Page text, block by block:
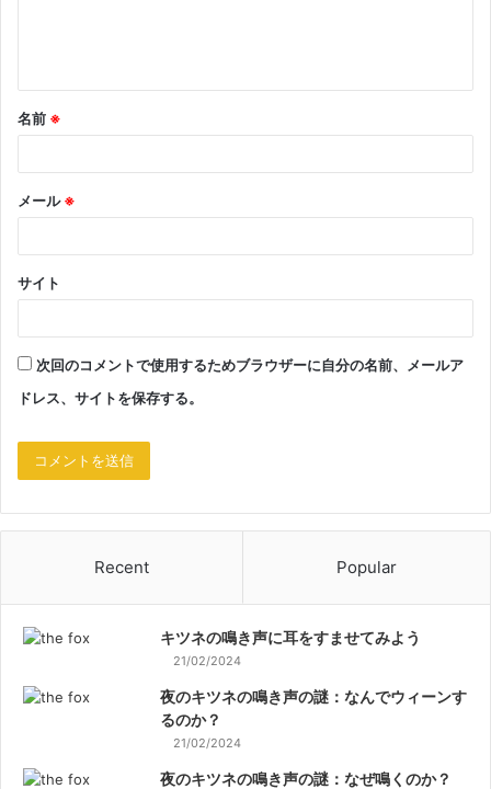
名前 ※
メール※
サイト
次回のコメントで使用するためブラウザーに自分の名前、メールア
ドレス、サイトを保存する。
Recent Popular
キツネの鳴き声に耳をすませてみよう
21/02/2024
夜のキツネの鳴き声の謎：なんでウィーンす
るのか？
21/02/2024
夜のキツネの鳴き声の謎：なぜ鳴くのか？